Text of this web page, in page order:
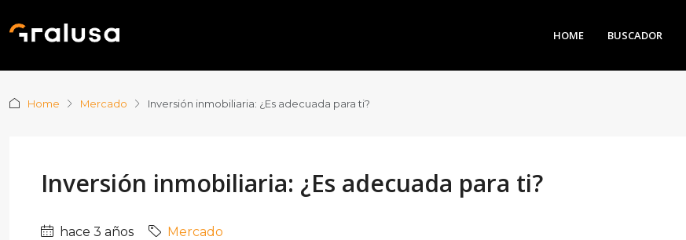
HOME BUSCADOR
Home Mercado Inversión inmobiliaria: ¿Es adecuada para ti?
Inversión inmobiliaria: ¿Es adecuada para ti?
hace 3 años Mercado